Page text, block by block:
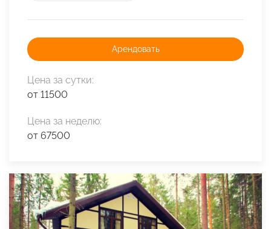
Арендовать
Цена за сутки:
от 11500
Цена за неделю:
от 67500